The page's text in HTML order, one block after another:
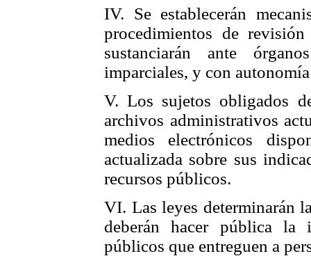
IV. Se establecerán
procedimientos de
sustanciarán ante
imparciales, y con
V. Los sujetos obligados
archivos administrativos
medios electrónicos
actualizada sobre sus
recursos públicos.
VI. Las leyes determinarán
deberán hacer pública la
públicos que entreguen a